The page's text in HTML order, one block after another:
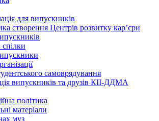
для випускників
створення Центрів розвитку кар’єри
самоврядування
випускників та друзів КІІ-ДДМА
політика
матеріали
муз